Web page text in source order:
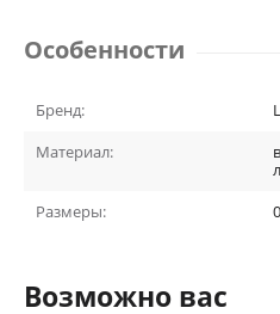
Особенности
Бренд:
Материал:
Размеры:
Возможно вас